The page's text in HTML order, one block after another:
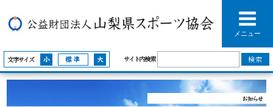
メニュー
文字サイズ サイト内検索